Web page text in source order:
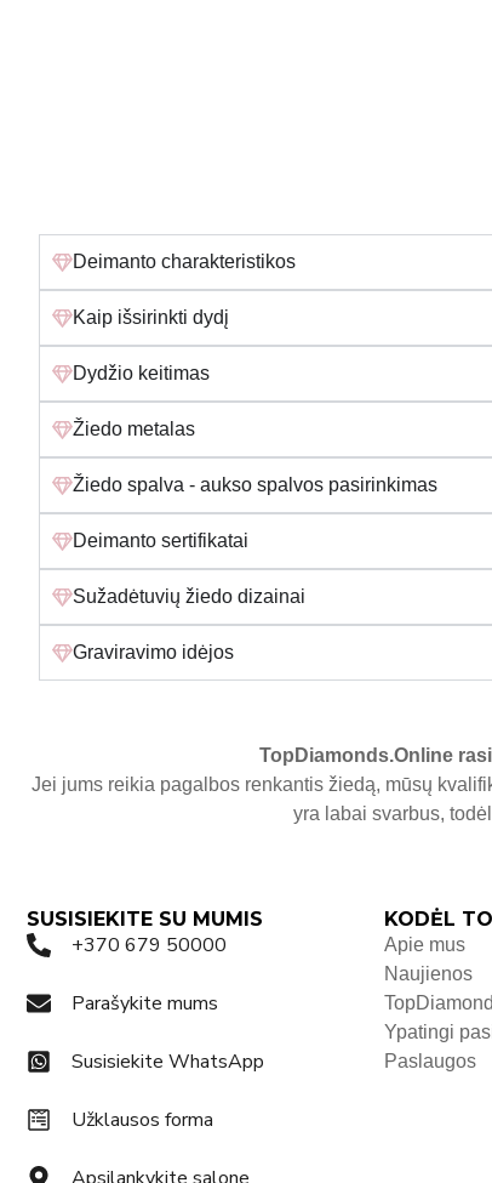
Deimanto charakteristikos
Kaip išsirinkti dydį
Dydžio keitimas
Žiedo metalas
Žiedo spalva - aukso spalvos pasirinkimas
Deimanto sertifikatai
Sužadėtuvių žiedo dizainai
Graviravimo idėjos
TopDiamonds.Online
Jei jums reikia pagalbos renkantis žiedą, mūsų
yra labai svarbus,
SUSISIEKITE SU MUMIS
+370 679 50000
Parašykite mums
Susisiekite WhatsApp
Užklausos forma
KODĖL
Apie mus
Naujienos
Ypatingi
Paslaugos